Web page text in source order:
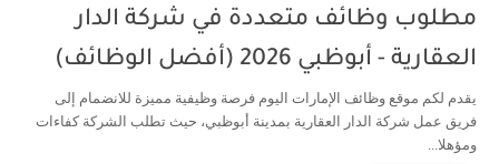
مطلوب وظائف متعددة في شركة الدار
العقارية - أبوظبي 2026 (أفضل الوظائف)
يقدم لكم موقع وظائف الإمارات اليوم فرصة وظيفية مميزة للانضمام إلى
فريق عمل شركة الدار العقارية بمدينة أبوظبي، حيث تطلب الشركة كفاءات
ومؤهلا...